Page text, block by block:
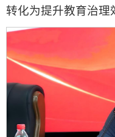
转化为提升教育治理